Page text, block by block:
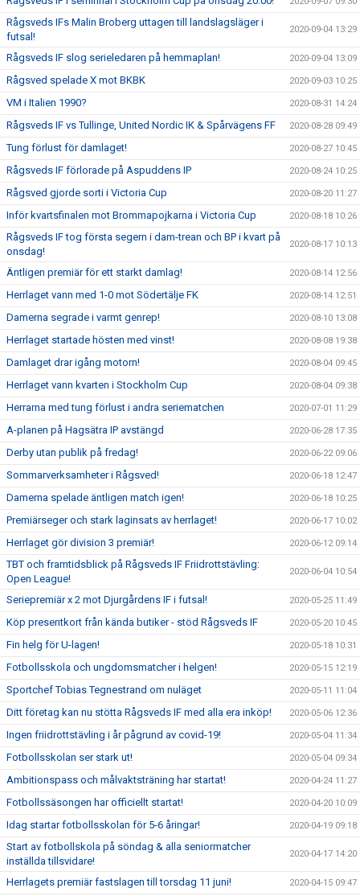
Rågsveds IFs Malin Broberg uttagen till landslagsläger i
futsal!
2020-09-04 13:29
Rågsveds IF slog serieledaren på hemmaplan! 2020-09-04 13:09
Rågsved spelade X mot BKBK 2020-09-03 10:25
VM i Italien 1990? 2020-08-31 14:24
Rågsveds IF vs Tullinge, United Nordic IK & Spårvägens FF 2020-08-28 09:49
Tung förlust för damlaget! 2020-08-27 10:45
Rågsveds IF förlorade på Aspuddens IP 2020-08-24 10:25
Rågsved gjorde sorti i Victoria Cup 2020-08-20 11:27
Inför kvartsfinalen mot Brommapojkarna i Victoria Cup 2020-08-18 10:26
Rågsveds IF tog första segern i dam-trean och BP i kvart på
onsdag!
2020-08-17 10:13
Äntligen premiär för ett starkt damlag! 2020-08-14 12:56
Herrlaget vann med 1-0 mot Södertälje FK 2020-08-14 12:51
Damerna segrade i varmt genrep! 2020-08-10 13:08
Herrlaget startade hösten med vinst! 2020-08-08 19:38
Damlaget drar igång motorn! 2020-08-04 09:45
Herrlaget vann kvarten i Stockholm Cup 2020-08-04 09:38
Herrarna med tung förlust i andra seriematchen 2020-07-01 11:29
A-planen på Hagsätra IP avstängd 2020-06-28 17:35
Derby utan publik på fredag! 2020-06-22 09:06
Sommarverksamheter i Rågsved! 2020-06-18 12:47
Damerna spelade äntligen match igen! 2020-06-18 10:25
Premiärseger och stark laginsats av herrlaget! 2020-06-17 10:02
Herrlaget gör division 3 premiär! 2020-06-12 09:14
TBT och framtidsblick på Rågsveds IF Friidrottstävling:
Open League!
2020-06-04 10:54
Seriepremiär x 2 mot Djurgårdens IF i futsal! 2020-05-25 11:49
Köp presentkort från kända butiker - stöd Rågsveds IF 2020-05-20 10:45
Fin helg för U-lagen! 2020-05-18 10:31
Fotbollsskola och ungdomsmatcher i helgen! 2020-05-15 12:19
Sportchef Tobias Tegnestrand om nuläget 2020-05-11 11:04
Ditt företag kan nu stötta Rågsveds IF med alla era inköp! 2020-05-06 12:36
Ingen friidrottstävling i år pågrund av covid-19! 2020-05-04 11:34
Fotbollsskolan ser stark ut! 2020-05-04 09:34
Ambitionspass och målvaktsträning har startat! 2020-04-24 11:27
Fotbollssäsongen har officiellt startat! 2020-04-20 10:09
Idag startar fotbollsskolan för 5-6 åringar! 2020-04-19 09:18
Start av fotbollskola på söndag & alla seniormatcher
inställda tillsvidare!
2020-04-17 14:20
Herrlagets premiär fastslagen till torsdag 11 juni! 2020-04-15 09:47